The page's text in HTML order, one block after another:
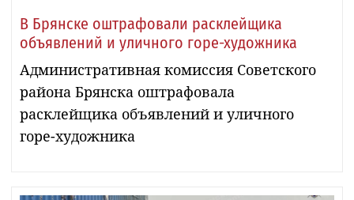
В Брянске оштрафовали расклейщика
объявлений и уличного горе-художника
Административная комиссия Советского
района Брянска оштрафовала
расклейщика объявлений и уличного
горе-художника